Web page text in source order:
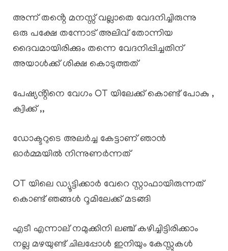
അന്ന് തൻ്റെ മനസ്സ് വല്ലാതെ വേദനിച്ചിരുന്നു
ഒരു പക്ഷേ തന്നോട് അലിവ് തോന്നിയ
ദൈവമായിരിക്കും തന്നെ വേദനിപ്പിച്ചതിന്
അയാൾക്ക് ശിക്ഷ കൊടുത്തത്
പേഷ്യൻ്റിനെ വേഗം OT യിലേക്ക് കൊണ്ട് പോകു ,
ക്വിക്ക് ,,
ഡോക്ടറുടെ അലർച്ച കേട്ടാണ് ഞാൻ
ഓർമ്മയിൽ നിന്നുണർന്നത്
OT യിലെ ഡ്യൂട്ടിക്കാർ വേറെ സ്റ്റാഫായിരുന്നത്
കൊണ്ട് ഞങ്ങൾ റൂമിലേക്ക് മടങ്ങി
എടീ എന്നാല് നമുക്കിനി ലഞ്ച് കഴിച്ചിട്ടിരിക്കാം
നല്ല മഴയുണ്ട് ചിലപ്പോൾ ഇനിയും കേസ്സുകൾ